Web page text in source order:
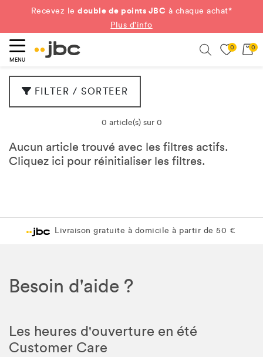
Recevez ledouble de points JBC à chaque achat*
Plus d'info
MENU
0 0
FILTER / SORTEER
0 article(s) sur 0
Aucun article trouvé avec les filtres actifs.
Cliquez ici pour réinitialiser les filtres.
Livraison gratuite à domicile à partir de 50 €
Besoin d'aide ?
Les heures d'ouverture en été
Customer Care